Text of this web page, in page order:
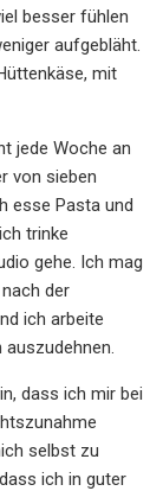
besser fühlen
aufgebläht.
mit
jede Woche an
von sieben
esse Pasta und
trinke
gehe. Ich mag
der
ich arbeite
auszudehnen.
dass ich mir bei
selbst zu
ich in guter